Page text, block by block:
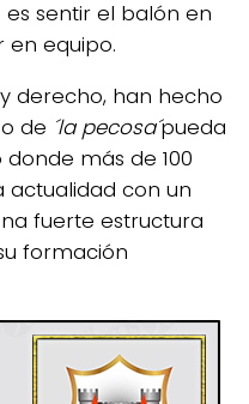
sentir el balón en
en equipo.
derecho, han hecho
de ´la pecosa´pueda
más de 100
actualidad con un
fuerte estructura
formación